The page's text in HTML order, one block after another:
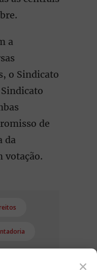
a
o Sindicato
de
da
votação.